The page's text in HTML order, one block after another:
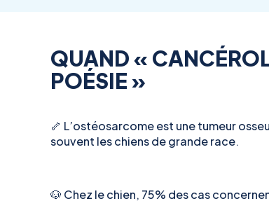
QUAND «
POÉSIE »
🦴 L’ostéosarcome est une tumeur
souvent les chiens de grande race.
🐶 Chez le chien, 75% des cas